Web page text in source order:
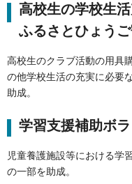
高校生の学校生
ふるさとひょうご
高校生のクラブ活動の用具
の他学校生活の充実に必要
助成。
学習支援補助ボ
児童養護施設等における学
の一部を助成。